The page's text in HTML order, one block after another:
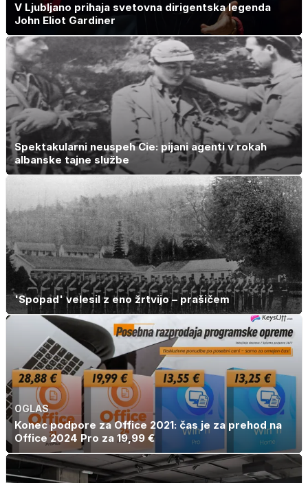
V Ljubljano prihaja svetovna dirigentska legenda
John Eliot Gardiner
Spektakularni neuspeh Cie: pijani agenti v rokah
albanske tajne službe
'Spopad' velesil z eno žrtvijo – prašičem
OGLAS
Konec podpore za Office 2021: čas je za prehod na
Office 2024 Pro za 19,99 €